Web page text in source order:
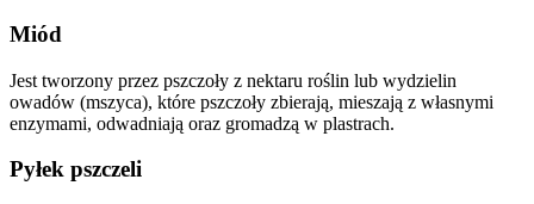
Miód
Jest tworzony przez pszczoły z nektaru roślin lub wydzielin
owadów (mszyca), które pszczoły zbierają, mieszają z własnymi
enzymami, odwadniają oraz gromadzą w plastrach.
Pyłek pszczeli